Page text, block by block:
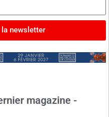
newsletter
magazine -